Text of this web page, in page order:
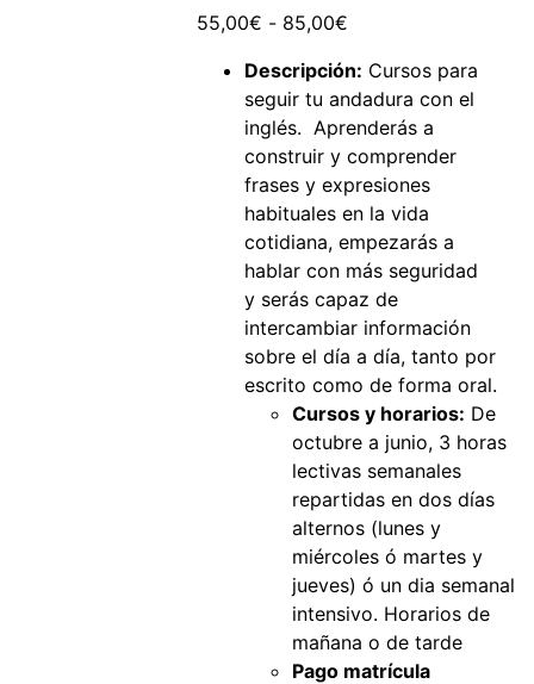
55,00€ - 85,00€
Descripción: Cursos para
seguir tu andadura con el
inglés. Aprenderás a
construir y comprender
frases y expresiones
habituales en la vida
cotidiana, empezarás a
hablar con más seguridad
y serás capaz de
intercambiar información
sobre el día a día, tanto por
escrito como de forma oral.
Cursos y horarios: De
octubre a junio, 3 horas
lectivas semanales
repartidas en dos días
alternos (lunes y
miércoles ó martes y
jueves) ó un dia semanal
intensivo. Horarios de
mañana o de tarde
Pago matrícula